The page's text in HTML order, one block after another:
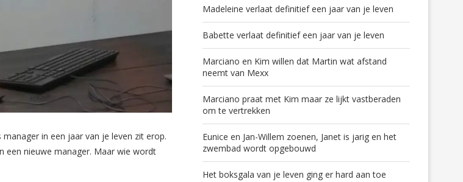
in een jaar van je leven zit erop.
een nieuwe manager. Maar wie wordt
Madeleine verlaat definitief een jaar van je leven
Babette verlaat definitief een jaar van je leven
Marciano en Kim willen dat Martin wat afstand
neemt van Mexx
Marciano praat met Kim maar ze lijkt vastberaden
om te vertrekken
Eunice en Jan-Willem zoenen, Janet is jarig en het
zwembad wordt opgebouwd
Het boksgala van je leven ging er hard aan toe